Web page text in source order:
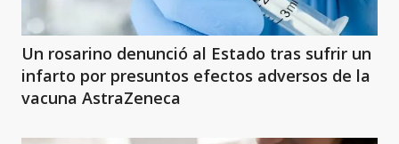
Un rosarino denunció al Estado tras sufrir un
infarto por presuntos efectos adversos de la
vacuna AstraZeneca